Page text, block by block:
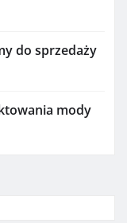
do sprzedaży
mody